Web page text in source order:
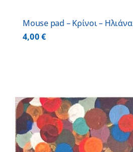
Mouse pad – Κρίνοι – Ηλιάνα
4,00€